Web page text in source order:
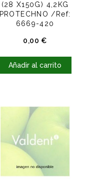
(28 X150G) 4,2KG
PROTECHNO /Ref:
6669-420
0,00 €Precio
Añadir al carrito